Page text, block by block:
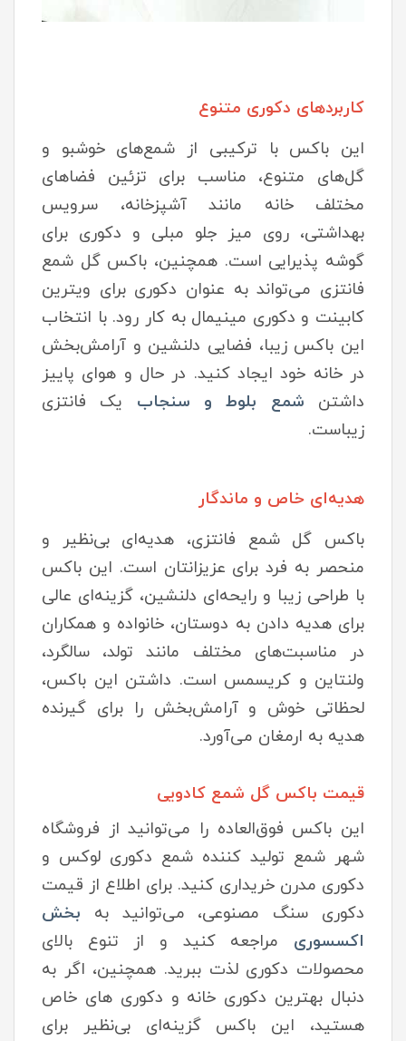
کاربردهای دکوری متنوع
این باکس با ترکیبی از شمع‌های خوشبو و
گل‌های متنوع، مناسب برای تزئین فضاهای
مختلف خانه مانند آشپزخانه، سرویس
بهداشتی، روی میز جلو مبلی و دکوری برای
گوشه پذیرایی است. همچنین، باکس گل شمع
فانتزی می‌تواند به عنوان دکوری برای ویترین
کابینت و دکوری مینیمال به کار رود. با انتخاب
این باکس زیبا، فضایی دلنشین و آرامش‌بخش
در خانه خود ایجاد کنید. در حال و هوای پاییز
داشتن شمع بلوط و سنجاب یک فانتزی
زیباست.
هدیه‌ای خاص و ماندگار
باکس گل شمع فانتزی، هدیه‌ای بی‌نظیر و
منحصر به فرد برای عزیزانتان است. این باکس
با طراحی زیبا و رایحه‌ای دلنشین، گزینه‌ای عالی
برای هدیه دادن به دوستان، خانواده و همکاران
در مناسبت‌های مختلف مانند تولد، سالگرد،
ولنتاین و کریسمس است. داشتن این باکس،
لحظاتی خوش و آرامش‌بخش را برای گیرنده
هدیه به ارمغان می‌آورد.
قیمت باکس گل شمع کادویی
این باکس فوق‌العاده را می‌توانید از فروشگاه
شهر شمع تولید کننده شمع دکوری لوکس و
دکوری مدرن خریداری کنید. برای اطلاع از قیمت
دکوری سنگ مصنوعی، می‌توانید به بخش
اکسسوری مراجعه کنید و از تنوع بالای
محصولات دکوری لذت ببرید. همچنین، اگر به
دنبال بهترین دکوری خانه و دکوری های خاص
هستید، این باکس گزینه‌ای بی‌نظیر برای